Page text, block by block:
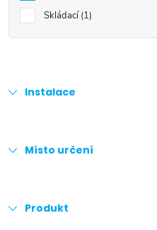
Skládací 1
Instalace
Místo určení
Produkt